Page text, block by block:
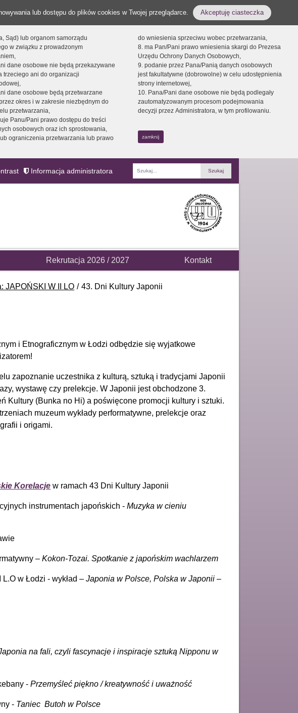
lub dostępu do plików cookies w Twojej przeglądarce. Akceptuję ciasteczka
Sąd) lub organom samorządu
w związku z prowadzonym
dane osobowe nie będą przekazywane
trzeciego ani do organizacji
dane osobowe będą przetwarzane
okres i w zakresie niezbędnym do
przetwarzania,
Panu/Pani prawo dostępu do treści
osobowych oraz ich sprostowania,
ograniczenia przetwarzania lub prawo
do wniesienia sprzeciwu wobec przetwarzania,
8. ma Pan/Pani prawo wniesienia skargi do Prezesa
Urzędu Ochrony Danych Osobowych,
9. podanie przez Pana/Panią danych osobowych
jest fakultatywne (dobrowolne) w celu udostępnienia
strony internetowej,
10. Pana/Pani dane osobowe nie będą podlegały
zautomatyzowanym procesom podejmowania
decyzji przez Administratora, w tym profilowaniu.
zamknij
Informacja administratora
Fraza
Rekrutacja 2026 / 2027 Kontakt
JAPOŃSKI W II LO 43. Dni Kultury Japonii
i Etnograficznym w Łodzi odbędzie się wyjatkowe
zapoznanie uczestnika z kulturą, sztuką i tradycjami Japonii
wystawę czy prelekcje. W Japonii jest obchodzone 3.
Kultury (Bunka no Hi) a poświęcone promocji kultury i sztuki.
muzeum wykłady performatywne, prelekcje oraz
i origami.
Korelacje w ramach 43 Dni Kultury Japonii
instrumentach japońskich -Muzyka w cieniu
–Kokon-Tozai. Spotkanie z japońskim wachlarzem
w Łodzi - wykład –Japonia w Polsce, Polska w Japonii –
na fali, czyli fascynacje i inspiracje sztuką Nipponu w
-Przemyśleć piękno / kreatywność i uważność
- Taniec Butoh w Polsce